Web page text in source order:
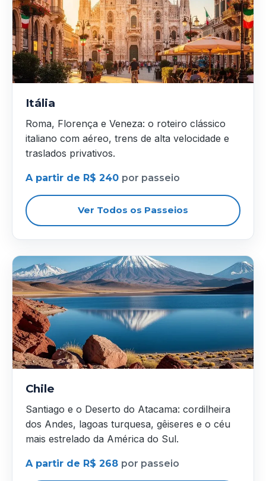
Itália
Roma, Florença e Veneza: o roteiro clássico
italiano com aéreo, trens de alta velocidade e
traslados privativos.
A partir de R$ 240 por passeio
Ver Todos os Passeios
Chile
Santiago e o Deserto do Atacama: cordilheira
dos Andes, lagoas turquesa, gêiseres e o céu
mais estrelado da América do Sul.
A partir de R$ 268 por passeio